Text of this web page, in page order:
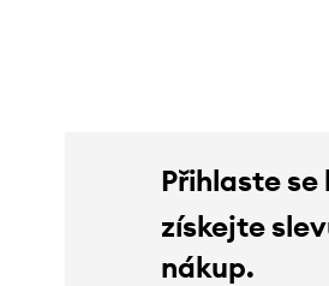
Přihlaste se
získejte
nákup.